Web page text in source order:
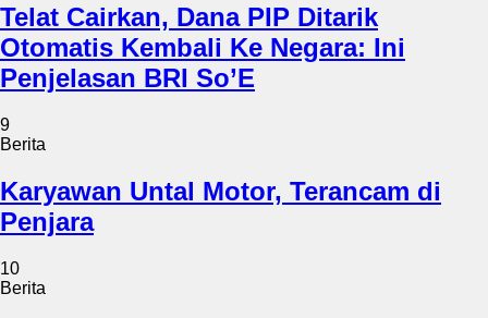
Telat Cairkan, Dana PIP Ditarik
Otomatis Kembali Ke Negara: Ini
Penjelasan BRI So’E
9
Berita
Karyawan Untal Motor, Terancam di
Penjara
10
Berita